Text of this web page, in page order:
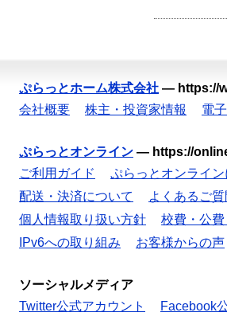
ぷらっとホーム株式会社 — https://
会社概要
株主・投資家情報 電
ぷらっとオンライン — https://
ご利用ガイド
ぷらっとオンライン
配送・決済について
よくあるご質
個人情報取り扱い方針
校費・公
IPv6への取り組み
お客様からの声
ソーシャルメディア
Twitter公式アカウント
Facebook